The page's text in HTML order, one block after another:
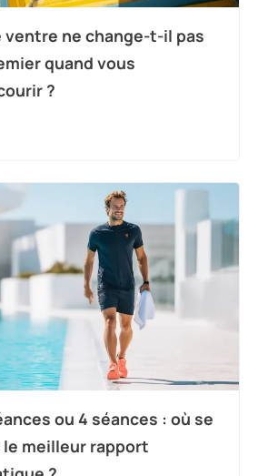
ventre ne change-t-il pas
quand vous
?
ou 4 séances : où se
meilleur rapport